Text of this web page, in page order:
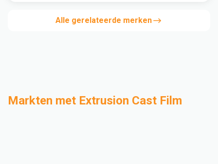
Alle gerelateerde merken
Markten met Extrusion Cast Film